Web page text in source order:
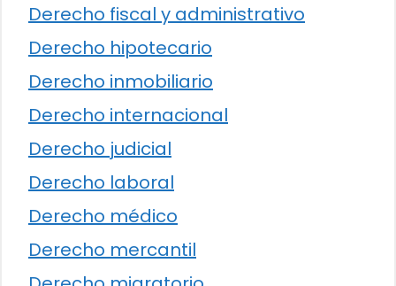
Derecho fiscal y administrativo
Derecho hipotecario
Derecho inmobiliario
Derecho internacional
Derecho judicial
Derecho laboral
Derecho médico
Derecho mercantil